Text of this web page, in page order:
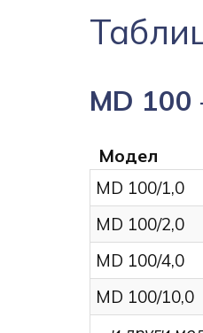
MD 100
Модел
MD 100/1,0
MD 100/2,0
MD 100/4,0
MD 100/10,0